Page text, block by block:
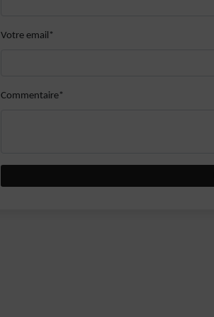
Votre email*
Commentaire*